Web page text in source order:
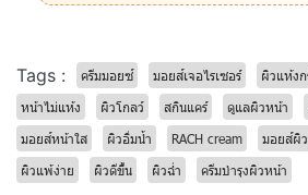
Tags : ครีมมอยซ์ มอยส์เจอไรเซอร์ ผิวแห้ง
หน้าไม่แห้ง
ผิวโกลว์ สกินแคร์ ดูแลผิวหน้า
มอยส์หน้าใส
ผิวอิ่มน้ำ RACH cream มอยส์ผิ
ผิวแพ้ง่าย
ผิวดีขึ้น ผิวฉ่ำ ครีมบำรุงผิวหน้า